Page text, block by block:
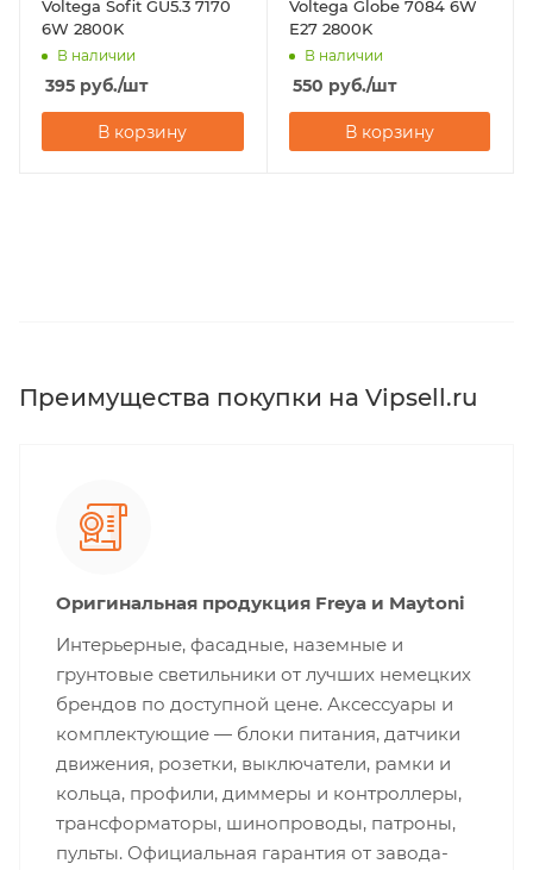
Voltega Sofit GU5.3 7170
6W 2800K
В наличии
395 руб./шт
В корзину
Voltega Globe 7084 6W
Е27 2800K
В наличии
550 руб./шт
В корзину
Преимущества покупки на Vipsell.ru
Оригинальная продукция Freya и Maytoni
Интерьерные, фасадные, наземные и
грунтовые светильники от лучших немецких
брендов по доступной цене. Аксессуары и
комплектующие — блоки питания, датчики
движения, розетки, выключатели, рамки и
кольца, профили, диммеры и контроллеры,
трансформаторы, шинопроводы, патроны,
пульты. Официальная гарантия от завода-